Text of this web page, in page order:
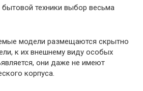
техники выбор весьма
модели размещаются скрытно
к их внешнему виду особых
они даже не имеют
корпуса.